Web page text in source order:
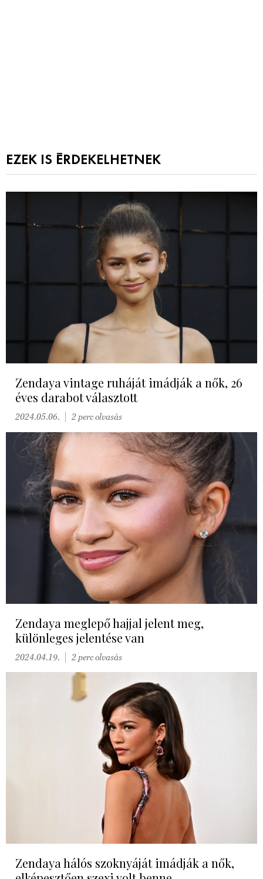
EZEK IS ÉRDEKELHETNEK
Zendaya vintage ruháját imádják a nők, 26
éves darabot választott
2024.05.06. 2 perc olvasás
Zendaya meglepő hajjal jelent meg,
különleges jelentése van
2024.04.19. 2 perc olvasás
Zendaya hálós szoknyáját imádják a nők,